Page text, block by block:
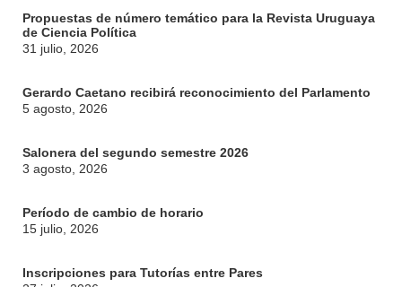
Propuestas de número temático para la Revista Uruguaya
de Ciencia Política
31 julio, 2026
Gerardo Caetano recibirá reconocimiento del Parlamento
5 agosto, 2026
Salonera del segundo semestre 2026
3 agosto, 2026
Período de cambio de horario
15 julio, 2026
Inscripciones para Tutorías entre Pares